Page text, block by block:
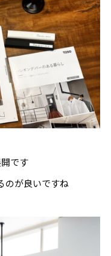
です
のが良いですね